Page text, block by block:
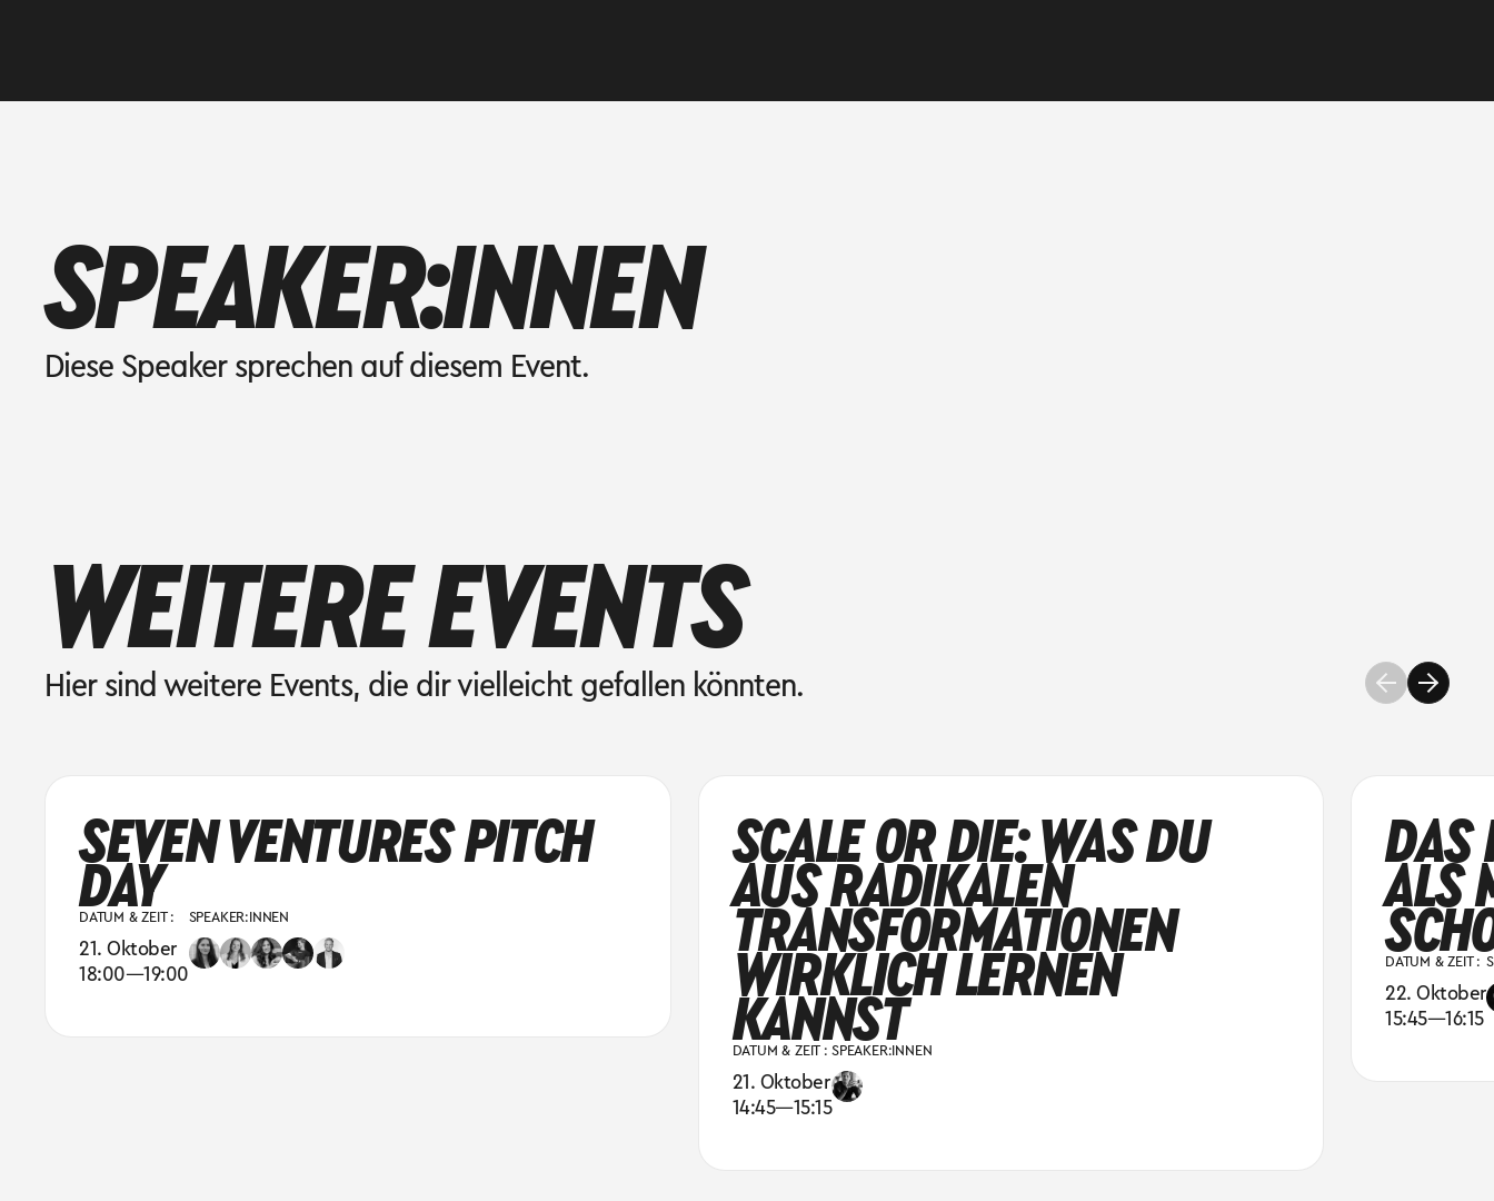
SPEAKER:INNEN
Diese Speaker sprechen auf diesem Event.
WEITERE EVENTS
Hier sind weitere Events, die dir vielleicht gefallen könnten.
SEVEN VENTURES PITCH
DAY
DATUM & ZEIT :
21. Oktober
18:00—19:00
SPEAKER:INNEN
SCALE OR DIE: WAS DU
AUS RADIKALEN
TRANSFORMATIONEN
WIRKLICH LERNEN
KANNST
DATUM & ZEIT :
21. Oktober
14:45—15:15
SPEAKER:INNEN
DAS
ALS
DATUM & ZEIT :
22. Oktober
15:45—16:15